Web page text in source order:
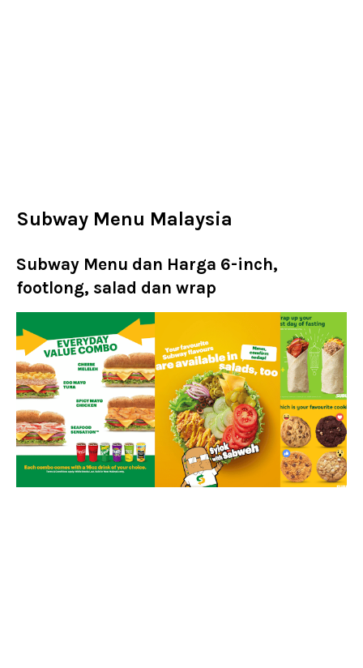
Subway Menu Malaysia
Subway Menu dan Harga 6-inch,
footlong, salad dan wrap